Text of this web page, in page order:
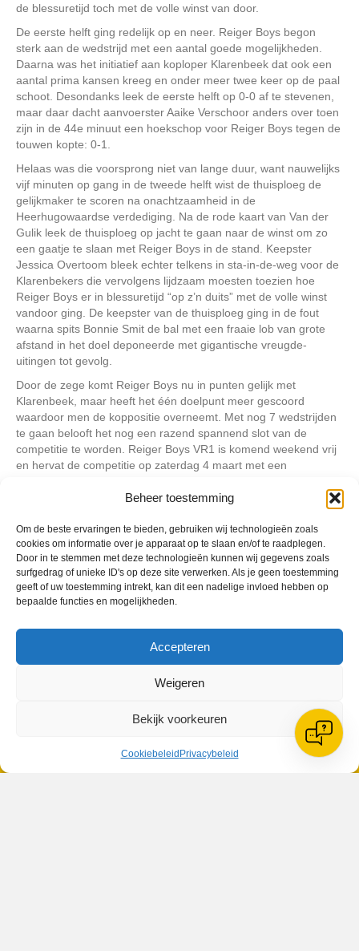
Beheer toestemming
Om de beste ervaringen te bieden, gebruiken wij technologieën zoals
cookies om informatie over je apparaat op te slaan en/of te raadplegen.
Door in te stemmen met deze technologieën kunnen wij gegevens zoals
surfgedrag of unieke ID's op deze site verwerken. Als je geen toestemming
geeft of uw toestemming intrekt, kan dit een nadelige invloed hebben op
bepaalde functies en mogelijkheden.
Accepteren
Weigeren
Bekijk voorkeuren
Cookiebeleid Privacybeleid
de blessuretijd toch met de volle winst van door.
De eerste helft ging redelijk op en neer. Reiger Boys begon
sterk aan de wedstrijd met een aantal goede mogelijkheden.
Daarna was het initiatief aan koploper Klarenbeek dat ook een
aantal prima kansen kreeg en onder meer twee keer op de paal
schoot. Desondanks leek de eerste helft op 0-0 af te stevenen,
maar daar dacht aanvoerster Aaike Verschoor anders over toen
zijn in de 44e minuut een hoekschop voor Reiger Boys tegen de
touwen kopte: 0-1.
Helaas was die voorsprong niet van lange duur, want nauwelijks
vijf minuten op gang in de tweede helft wist de thuisploeg de
gelijkmaker te scoren na onachtzaamheid in de
Heerhugowaardse verdediging. Na de rode kaart van Van der
Gulik leek de thuisploeg op jacht te gaan naar de winst om zo
een gaatje te slaan met Reiger Boys in de stand. Keepster
Jessica Overtoom bleek echter telkens in sta-in-de-weg voor de
Klarenbekers die vervolgens lijdzaam moesten toezien hoe
Reiger Boys er in blessuretijd “op z’n duits” met de volle winst
vandoor ging. De keepster van de thuisploeg ging in de fout
waarna spits Bonnie Smit de bal met een fraaie lob van grote
afstand in het doel deponeerde met gigantische vreugde-
uitingen tot gevolg.
Door de zege komt Reiger Boys nu in punten gelijk met
Klarenbeek, maar heeft het één doelpunt meer gescoord
waardoor men de koppositie overneemt. Met nog 7 wedstrijden
te gaan belooft het nog een razend spannend slot van de
competitie te worden. Reiger Boys VR1 is komend weekend vrij
en hervat de competitie op zaterdag 4 maart met een
Geplaatst inBerichten seizoen 2016-2017
De Wending, Lotte Beesedijk 1
1705 NA Heerhugowaard